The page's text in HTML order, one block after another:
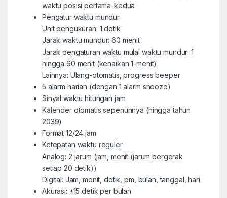
waktu posisi pertama-kedua
Pengatur waktu mundur
Unit pengukuran: 1 detik
Jarak waktu mundur: 60 menit
Jarak pengaturan waktu mulai waktu mundur: 1
hingga 60 menit (kenaikan 1-menit)
Lainnya: Ulang-otomatis, progress beeper
5 alarm harian (dengan 1 alarm snooze)
Sinyal waktu hitungan jam
Kalender otomatis sepenuhnya (hingga tahun
2039)
Format 12/24 jam
Ketepatan waktu reguler
Analog: 2 jarum (jam, menit (jarum bergerak
setiap 20 detik))
Digital: Jam, menit, detik, pm, bulan, tanggal, hari
Akurasi: ±15 detik per bulan